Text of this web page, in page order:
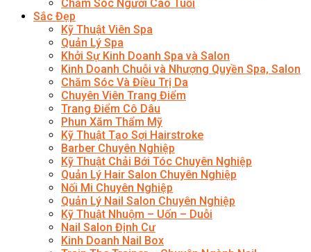
Chăm Sóc Người Cao Tuổi
Sắc Đẹp
Kỹ Thuật Viên Spa
Quản Lý Spa
Khởi Sự Kinh Doanh Spa và Salon
Kinh Doanh Chuỗi và Nhượng Quyền Spa, Salon
Chăm Sóc Và Điều Trị Da
Chuyên Viên Trang Điểm
Trang Điểm Cô Dâu
Phun Xăm Thẩm Mỹ
Kỹ Thuật Tạo Sợi Hairstroke
Barber Chuyên Nghiệp
Kỹ Thuật Chải Bới Tóc Chuyên Nghiệp
Quản Lý Hair Salon Chuyên Nghiệp
Nối Mi Chuyên Nghiệp
Quản Lý Nail Salon Chuyên Nghiệp
Kỹ Thuật Nhuộm – Uốn – Duỗi
Nail Salon Định Cư
Kinh Doanh Nail Box